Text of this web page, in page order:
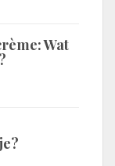
Wat